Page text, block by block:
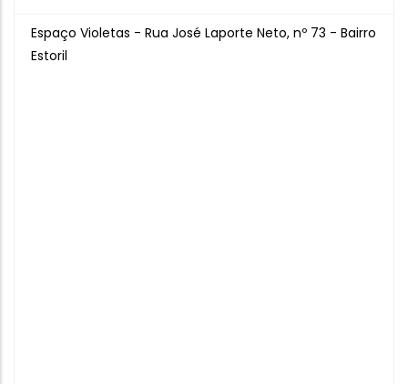
Espaço Violetas - Rua José Laporte Neto, nº 73 - Bairro
Estoril